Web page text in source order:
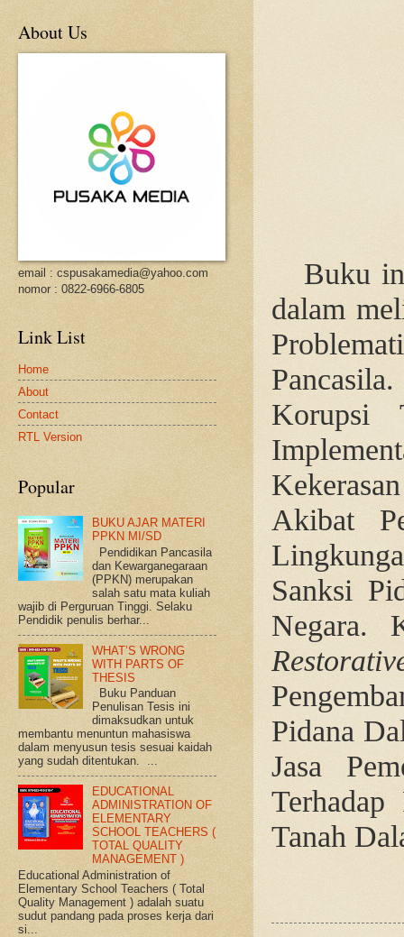
Buku
dalam
Korupsi
Akibat
Sanksi
Negara.
Pidana
Jasa
Tanah
About Us
email : cspusakamedia@yahoo.com
nomor : 0822-6966-6805
Link List
Home
About
Contact
RTL Version
Popular
BUKU AJAR MATERI
PPKN MI/SD
Pendidikan Pancasila
dan Kewarganegaraan
(PPKN) merupakan
salah satu mata kuliah
wajib di Perguruan Tinggi. Selaku
Pendidik penulis berhar...
WHAT’S WRONG
WITH PARTS OF
THESIS
Buku Panduan
Penulisan Tesis ini
dimaksudkan untuk
membantu menuntun mahasiswa
dalam menyusun tesis sesuai kaidah
yang sudah ditentukan. ...
EDUCATIONAL
ADMINISTRATION OF
ELEMENTARY
SCHOOL TEACHERS (
TOTAL QUALITY
MANAGEMENT )
Educational Administration of
Elementary School Teachers ( Total
Quality Management ) adalah suatu
sudut pandang pada proses kerja dari
si...